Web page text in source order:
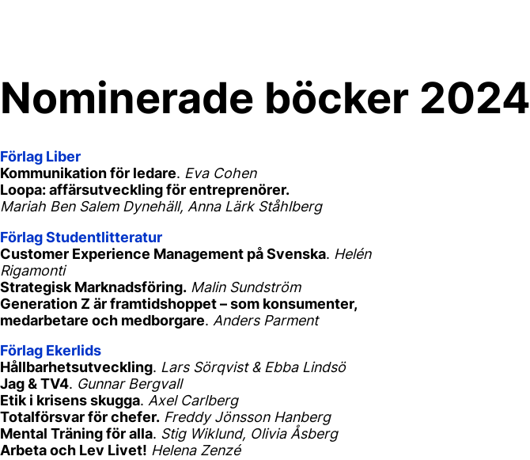
Nominerade böcker 2024
Förlag Liber
Kommunikation för ledare. Eva Cohen
Loopa: affärsutveckling för entreprenörer.
Mariah Ben Salem Dynehäll, Anna Lärk Ståhlberg
Förlag Studentlitteratur
Customer Experience Management på Svenska. Helén
Rigamonti
Strategisk Marknadsföring. Malin Sundström
Generation Z är framtidshoppet – som konsumenter,
medarbetare och medborgare. Anders Parment
Förlag Ekerlids
Hållbarhetsutveckling. Lars Sörqvist & Ebba Lindsö
Jag & TV4. Gunnar Bergvall
Etik i krisens skugga. Axel Carlberg
Totalförsvar för chefer. Freddy Jönsson Hanberg
Mental Träning för alla. Stig Wiklund, Olivia Åsberg
Arbeta och Lev Livet! Helena Zenzé